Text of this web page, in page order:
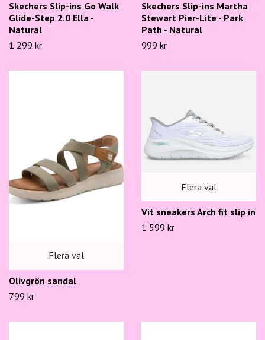
Skechers Slip-ins Go Walk
Glide-Step 2.0 Ella -
Natural
1 299 kr
Skechers Slip-ins Martha
Stewart Pier-Lite - Park
Path - Natural
999 kr
Flera val
Olivgrön sandal
799 kr
Flera val
Vit sneakers Arch fit slip in
1 599 kr